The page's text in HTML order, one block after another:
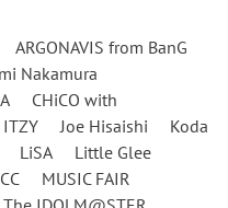
ARGONAVIS from BanG
Nakamura
CHiCO with
ITZY Joe Hisaishi
Koda
LiSA
Little Glee
MUSIC FAIR